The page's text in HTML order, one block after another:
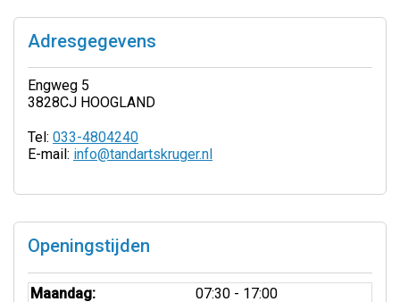
Adresgegevens
Engweg 5
3828CJ HOOGLAND
Tel: 033-4804240
E-mail: info@tandartskruger.nl
Openingstijden
Maandag:
07:30 - 17:00